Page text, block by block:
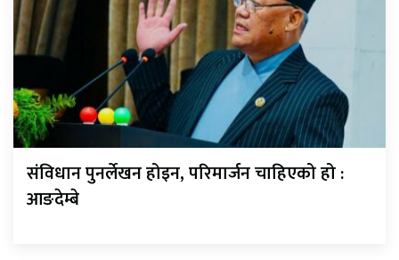
संविधान पुनर्लेखन होइन, परिमार्जन चाहिएको हो :
आङदेम्बे